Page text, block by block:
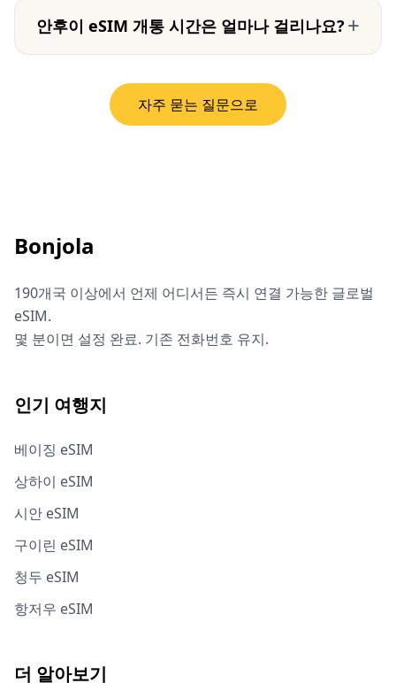
안후이 eSIM 개통 시간은 얼마나 걸리나요? +
자주 묻는 질문으로
Bonjola
190개국 이상에서 언제 어디서든 즉시 연결 가능한 글로벌
eSIM.
몇 분이면 설정 완료. 기존 전화번호 유지.
인기 여행지
베이징 eSIM
상하이 eSIM
시안 eSIM
구이린 eSIM
청두 eSIM
항저우 eSIM
더 알아보기